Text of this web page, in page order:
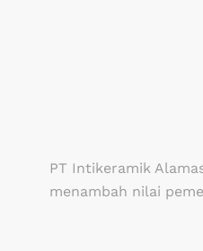
PT Intikeramik
menambah nilai